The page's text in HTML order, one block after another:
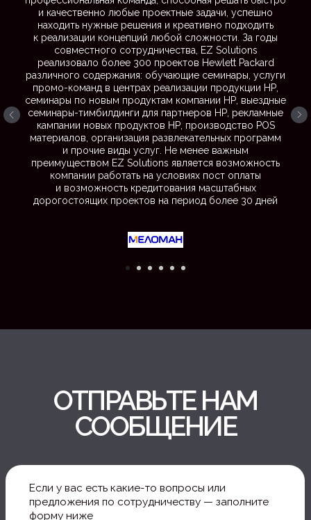
и качественно любые проектные задачи, успешно
находить нужные решения и креативно подходить
к реализации концепций любой сложности. За годы
совместного сотрудничества, EZ Solutions
реализовало более 300 проектов Hewlett Packard
различного содержания: обучающие семинары, услуги
промо-команд в центрах реализации продукции НР,
семинары по новым продуктам компании НР, выездные
семинары-тимбилдинги для партнеров НР, рекламные
кампании новых продуктов НР, производство POS
материалов, организация развлекательных программ
и прочие виды услуг. Не менее важным
преимуществом EZ Solutions является возможность
компании работать на условиях пост оплаты
и возможность кредитования масштабных
дорогостоящих проектов на период более 30 дней